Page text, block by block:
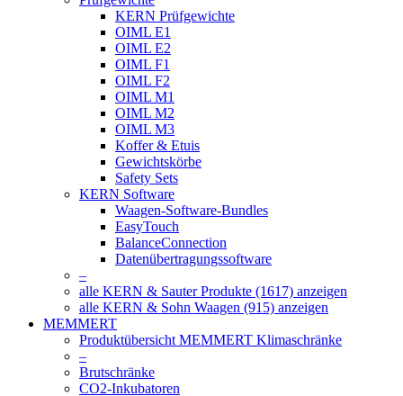
KERN Prüfgewichte
OIML E1
OIML E2
OIML F1
OIML F2
OIML M1
OIML M2
OIML M3
Koffer & Etuis
Gewichtskörbe
Safety Sets
KERN Software
Waagen-Software-Bundles
EasyTouch
BalanceConnection
Datenübertragungssoftware
–
alle KERN & Sauter Produkte (1617) anzeigen
alle KERN & Sohn Waagen (915) anzeigen
MEMMERT
Produktübersicht MEMMERT Klimaschränke
–
Brutschränke
CO2-Inkubatoren